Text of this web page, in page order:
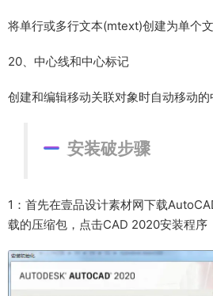
将单行或多行文本(mtext)创建为单个文
20、中心线和中心标记
创建和编辑移动关联对象时自动移动的
安装破步骤
1：首先在壹品设计素材网下载
载的压缩包，点击CAD 2020安装程序